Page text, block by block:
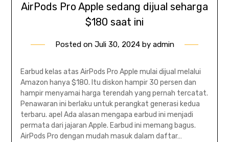
AirPods Pro Apple sedang dijual seharga
$180 saat ini
Posted on Juli 30, 2024by admin
Earbud kelas atas AirPods Pro Apple mulai dijual melalui
Amazon hanya $180. Itu diskon hampir 30 persen dan
hampir menyamai harga terendah yang pernah tercatat.
Penawaran ini berlaku untuk perangkat generasi kedua
terbaru. apel Ada alasan mengapa earbud ini menjadi
permata dari jajaran Apple. Earbud ini memang bagus.
AirPods Pro dengan mudah masuk dalam daftar…